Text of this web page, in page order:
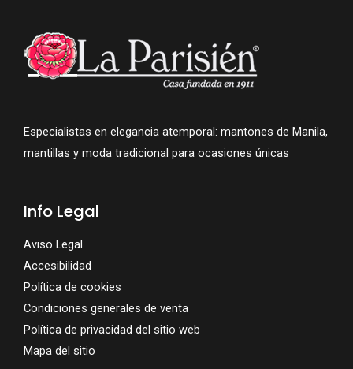
Especialistas en elegancia atemporal: mantones de Manila,
mantillas y moda tradicional para ocasiones únicas
Info Legal
Aviso Legal
Accesibilidad
Política de cookies
Condiciones generales de venta
Política de privacidad del sitio web
Mapa del sitio